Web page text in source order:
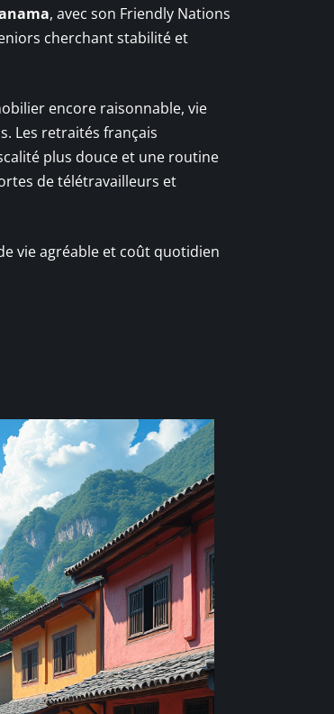
, avec son Friendly Nations
cherchant stabilité et
encore raisonnable, vie
Les retraités français
plus douce et une routine
de télétravailleurs et
vie agréable et coût quotidien